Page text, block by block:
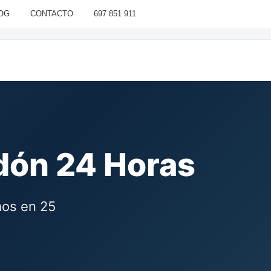
CONTACTO 697 851 911
24 Horas
en 25